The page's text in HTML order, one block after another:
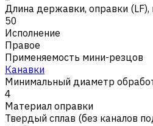
Длина державки, оправки
50
Исполнение
Правое
Применяемость мини-резцов
Канавки
Минимальный диаметр
4
Материал оправки
Твердый сплав (без каналов